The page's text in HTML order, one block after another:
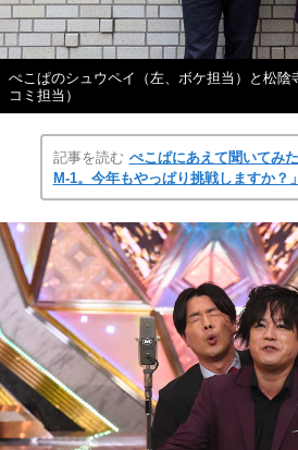
ぺこぱのシュウペイ（左、ボケ担当）と松陰
コミ担当）
記事を読む ぺこぱにあえて聞いてみ
M-1。今年もやっぱり挑戦しますか？」